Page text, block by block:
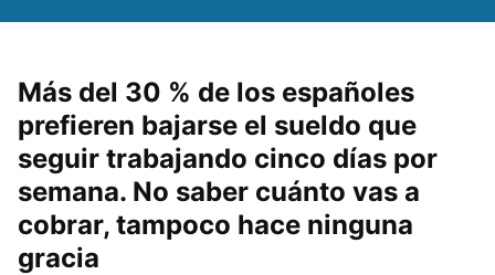
Más del 30 % de los españoles
prefieren bajarse el sueldo que
seguir trabajando cinco días por
semana. No saber cuánto vas a
cobrar, tampoco hace ninguna
gracia